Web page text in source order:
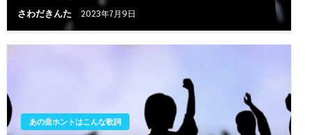
さわだきんた 2023年7月9日
あの曲ホントはこんな歌詞